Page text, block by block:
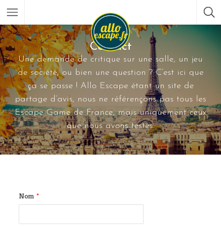
Contact
Une demande de critique sur une salle, un jeu
de société, ou bien une question ? C’est ici que
ça se passe ! Allo Escape étant un site de
partage d’avis, nous ne référençons pas tous les
Escape Game de France, mais uniquement ceux
que nous avons testés.
Nom *